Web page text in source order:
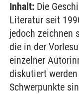
Inhalt: Die
Literatur seit
jedoch zeichnen
die in der
einzelner
diskutiert
Schwerpunkte